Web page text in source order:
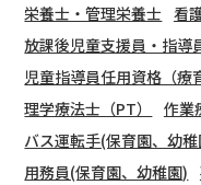
栄養士・管理栄養士 看
放課後児童支援員・指導
児童指導員任用資格（療
理学療法士（PT）
作業
バス運転手(保育園、幼稚
用務員(保育園、幼稚園)